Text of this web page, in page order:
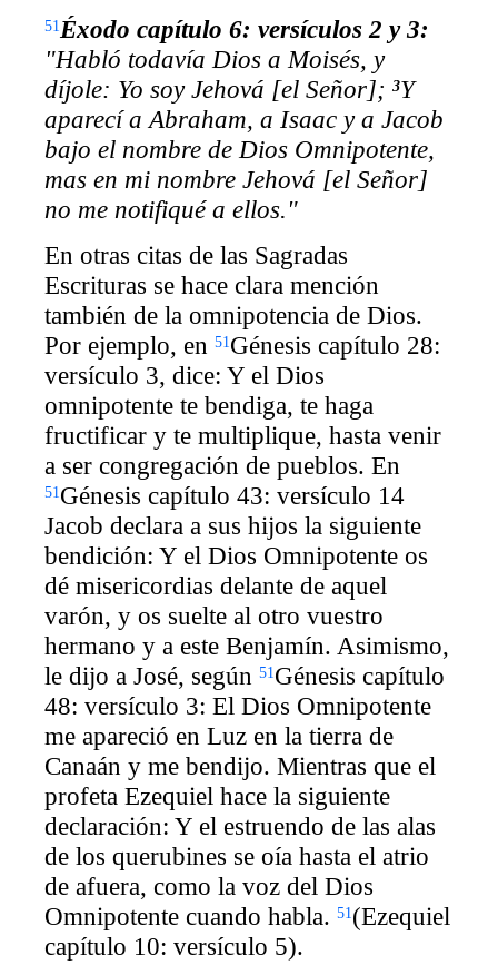
51Éxodo capítulo 6: versículos 2 y 3:
"Habló todavía Dios a Moisés, y
díjole: Yo soy Jehová [el Señor];3Y
aparecí a Abraham, a Isaac y a Jacob
bajo el nombre de Dios Omnipotente,
mas en mi nombre Jehová [el Señor]
no me notifiqué a ellos."
En otras citas de las Sagradas
Escrituras se hace clara mención
también de la omnipotencia de Dios.
Por ejemplo, en 51Génesis capítulo 28:
versículo 3, dice: Y el Dios
omnipotente te bendiga, te haga
fructificar y te multiplique, hasta venir
a ser congregación de pueblos. En
51Génesis capítulo 43: versículo 14
Jacob declara a sus hijos la siguiente
bendición: Y el Dios Omnipotente os
dé misericordias delante de aquel
varón, y os suelte al otro vuestro
hermano y a este Benjamín. Asimismo,
le dijo a José, según 51Génesis capítulo
48: versículo 3: El Dios Omnipotente
me apareció en Luz en la tierra de
Canaán y me bendijo. Mientras que el
profeta Ezequiel hace la siguiente
declaración: Y el estruendo de las alas
de los querubines se oía hasta el atrio
de afuera, como la voz del Dios
Omnipotente cuando habla. 51(Ezequiel
capítulo 10: versículo 5).